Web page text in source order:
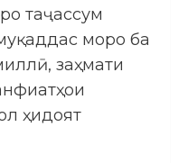
таҷассум
моро ба
заҳмати
ҳидоят